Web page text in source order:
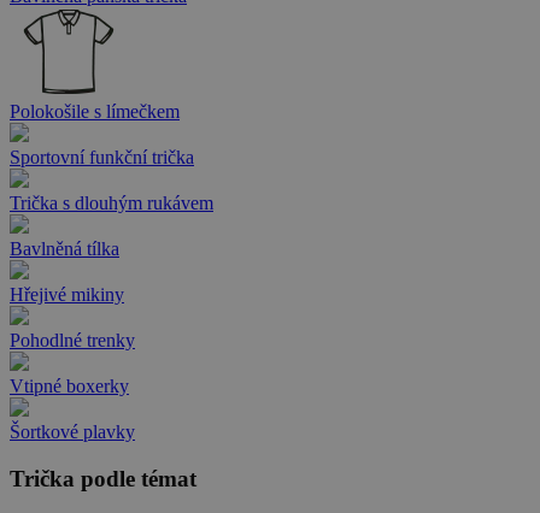
Polokošile s límečkem
Sportovní funkční trička
Trička s dlouhým rukávem
Bavlněná tílka
Hřejivé mikiny
Pohodlné trenky
Vtipné boxerky
Šortkové plavky
Trička podle témat